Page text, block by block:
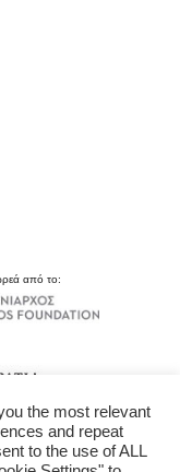
από το:
the most relevant
and repeat
to the use of ALL